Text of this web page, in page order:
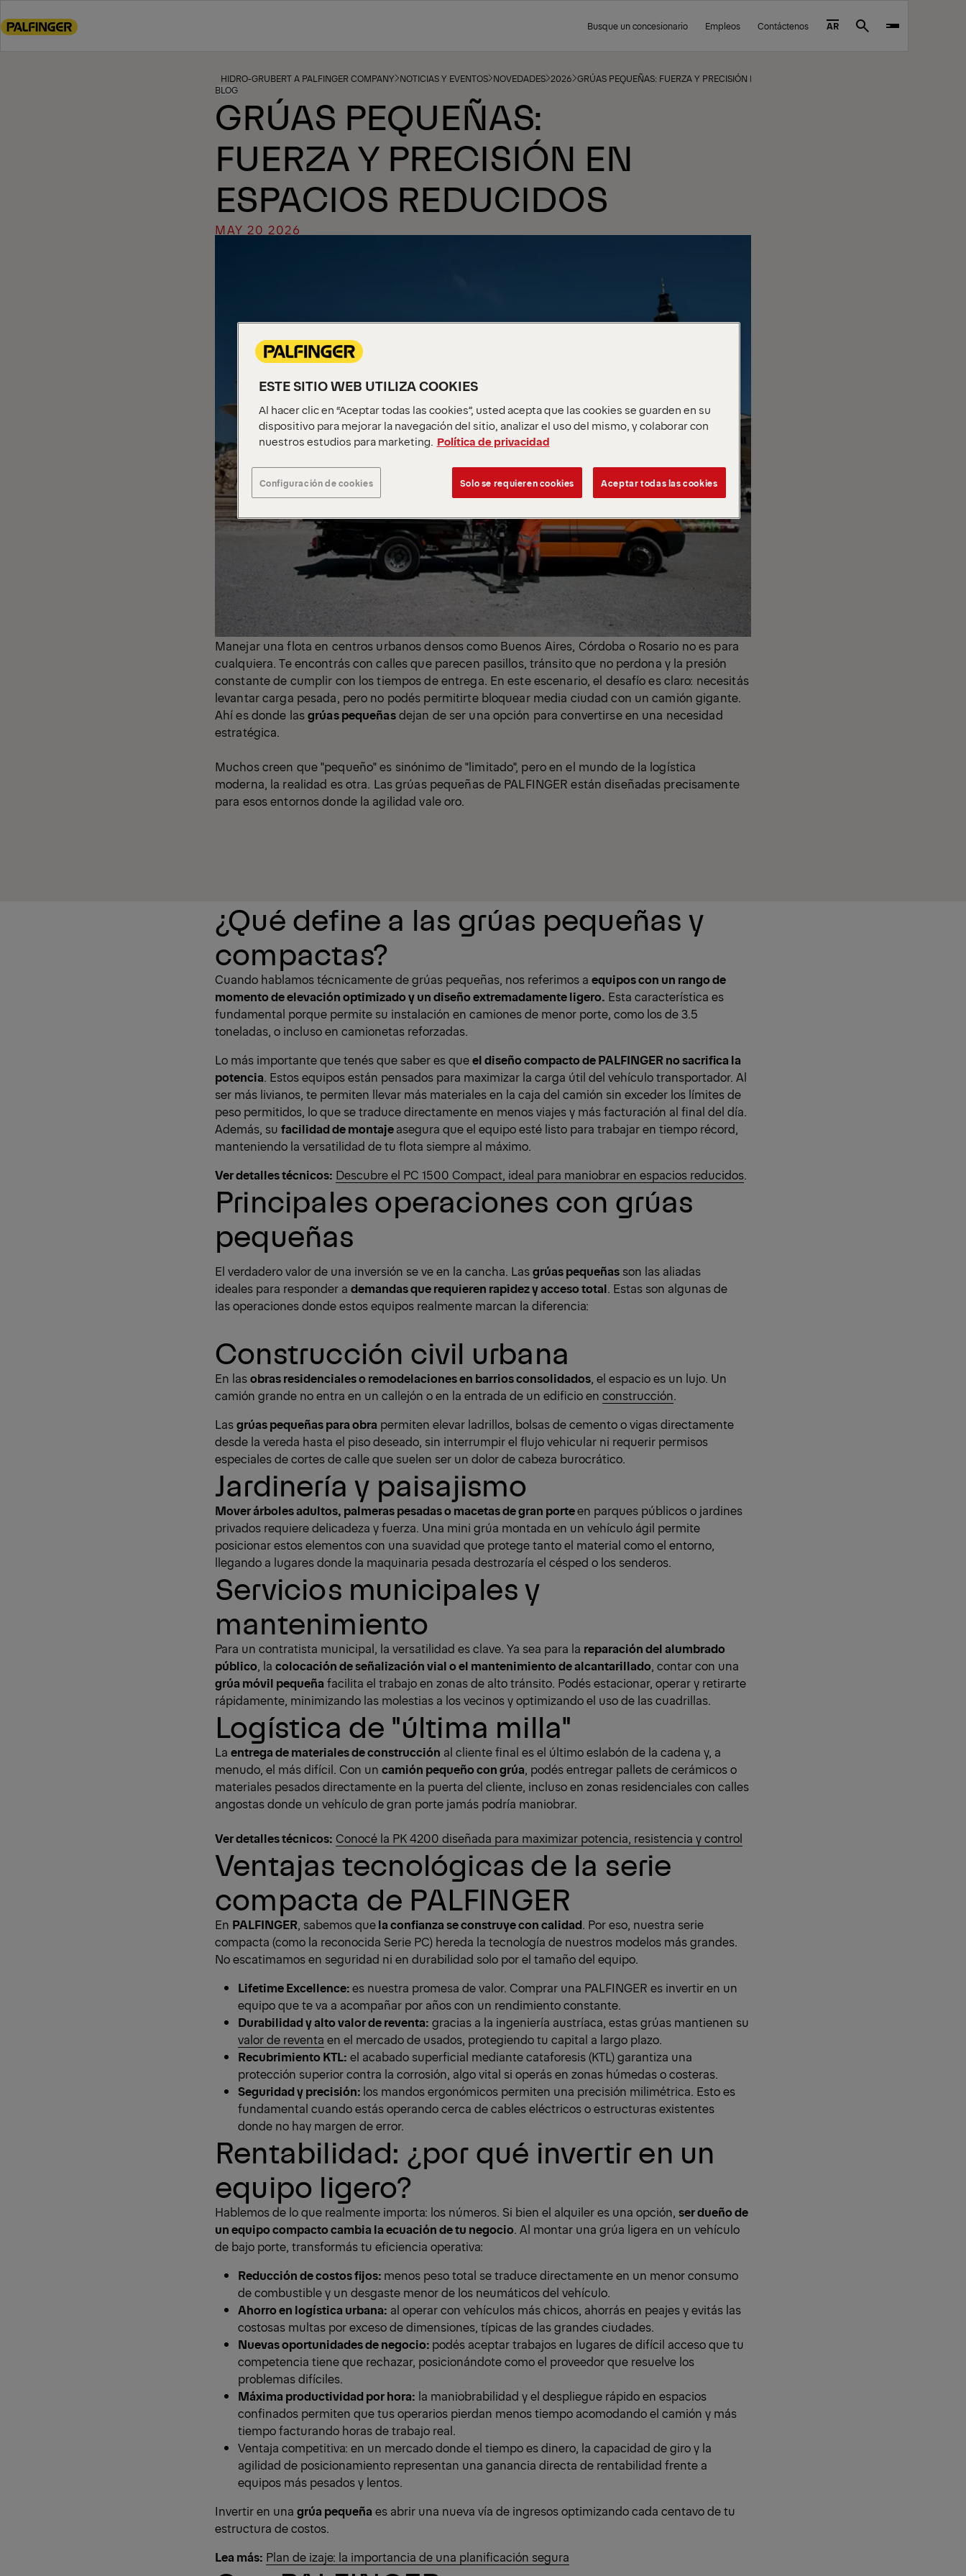
to
Busque un concesionario Empleos Contáctenos AR Search
HIDRO-GRUBERT A PALFINGER COMPANY NOTICIAS Y EVENTOS NOVEDADES 2026 GRÚAS PEQUEÑAS: FUERZA Y PRECISIÓN EN ESPACIOS REDUCIDOS
BLOG
GRÚAS PEQUEÑAS:
FUERZA Y PRECISIÓN EN
ESPACIOS REDUCIDOS
MAY 20 2026
Manejar una flota en centros urbanos densos como Buenos Aires, Córdoba o Rosario no es para
cualquiera. Te encontrás con calles que parecen pasillos, tránsito que no perdona y la presión
constante de cumplir con los tiempos de entrega. En este escenario, el desafío es claro: necesitás
levantar carga pesada, pero no podés permitirte bloquear media ciudad con un camión gigante.
Ahí es donde lasgrúas pequeñasdejan de ser una opción para convertirse en una necesidad
estratégica.
Muchos creen que "pequeño" es sinónimo de "limitado", pero en el mundo de la logística
moderna, la realidad es otra. Las grúas pequeñas de PALFINGER están diseñadas precisamente
para esos entornos donde la agilidad vale oro.
¿Qué define a las grúas pequeñas y
compactas?
Cuando hablamos técnicamente de grúas pequeñas, nos referimos a equipos con un rango de
momento de elevación optimizado y un diseño extremadamente ligero. Esta característica es
fundamental porque permite su instalación en camiones de menor porte, como los de 3.5
toneladas, o incluso en camionetas reforzadas.
Lo más importante que tenés que saber es queel diseño compacto de PALFINGER no sacrifica la
potencia. Estos equipos están pensados para maximizar la carga útil del vehículo transportador. Al
ser más livianos, te permiten llevar más materiales en la caja del camión sin exceder los límites de
peso permitidos, lo que se traduce directamente en menos viajes y más facturación al final del día.
Además, su facilidad de montajeasegura que el equipo esté listo para trabajar en tiempo récord,
manteniendo la versatilidad de tu flota siempre al máximo.
Ver detalles técnicos: Descubre el PC 1500 Compact, ideal para maniobrar en espacios reducidos.
Principales operaciones con grúas
pequeñas
El verdadero valor de una inversión se ve en la cancha. Lasgrúas pequeñas son las aliadas
ideales para responder a demandas que requieren rapidez y acceso total. Estas son algunas de
las operaciones donde estos equipos realmente marcan la diferencia:
Construcción civil urbana
En lasobras residenciales o remodelaciones en barrios consolidados, el espacio es un lujo. Un
camión grande no entra en un callejón o en la entrada de un edificio en construcción.
Lasgrúas pequeñas para obra permiten elevar ladrillos, bolsas de cemento o vigas directamente
desde la vereda hasta el piso deseado, sin interrumpir el flujo vehicular ni requerir permisos
especiales de cortes de calle que suelen ser un dolor de cabeza burocrático.
Jardinería y paisajismo
Mover árboles adultos, palmeras pesadas o macetas de gran porteen parques públicos o jardines
privados requiere delicadeza y fuerza. Una mini grúa montada en un vehículo ágil permite
posicionar estos elementos con una suavidad que protege tanto el material como el entorno,
llegando a lugares donde la maquinaria pesada destrozaría el césped o los senderos.
Servicios municipales y
mantenimiento
Para un contratista municipal, la versatilidad es clave. Ya sea para la reparación del alumbrado
público, la colocación de señalización vial o el mantenimiento de alcantarillado, contar con una
grúa móvil pequeña facilita el trabajo en zonas de alto tránsito. Podés estacionar, operar y retirarte
rápidamente, minimizando las molestias a los vecinos y optimizando el uso de las cuadrillas.
Logística de "última milla"
La entrega de materiales de construcción al cliente final es el último eslabón de la cadena y, a
menudo, el más difícil. Con un camión pequeño con grúa, podés entregar pallets de cerámicos o
materiales pesados directamente en la puerta del cliente, incluso en zonas residenciales con calles
angostas donde un vehículo de gran porte jamás podría maniobrar.
Ver detalles técnicos: Conocé la PK 4200 diseñada para maximizar potencia, resistencia y control
Ventajas tecnológicas de la serie
compacta de PALFINGER
En PALFINGER, sabemos quela confianza se construye con calidad. Por eso, nuestra serie
compacta (como la reconocida Serie PC) hereda la tecnología de nuestros modelos más grandes.
No escatimamos en seguridad ni en durabilidad solo por el tamaño del equipo.
Lifetime Excellence:es nuestra promesa de valor. Comprar una PALFINGER es invertir en un
equipo que te va a acompañar por años con un rendimiento constante.
Durabilidad y alto valor de reventa: gracias a la ingeniería austríaca, estas grúas mantienen su
valor de reventa en el mercado de usados, protegiendo tu capital a largo plazo.
Recubrimiento KTL: el acabado superficial mediante cataforesis (KTL) garantiza una
protección superior contra la corrosión, algo vital si operás en zonas húmedas o costeras.
Seguridad y precisión: los mandos ergonómicos permiten una precisión milimétrica. Esto es
fundamental cuando estás operando cerca de cables eléctricos o estructuras existentes
donde no hay margen de error.
Rentabilidad: ¿por qué invertir en un
equipo ligero?
Hablemos de lo que realmente importa: los números. Si bien el alquiler es una opción, ser dueño de
un equipo compacto cambia la ecuación de tu negocio. Al montar una grúa ligera en un vehículo
de bajo porte, transformás tu eficiencia operativa:
Reducción de costos fijos: menos peso total se traduce directamente en un menor consumo
de combustible y un desgaste menor de los neumáticos del vehículo.
Ahorro en logística urbana: al operar con vehículos más chicos, ahorrás en peajes y evitás las
costosas multas por exceso de dimensiones, típicas de las grandes ciudades.
Nuevas oportunidades de negocio: podés aceptar trabajos en lugares de difícil acceso que tu
competencia tiene que rechazar, posicionándote como el proveedor que resuelve los
problemas difíciles.
Máxima productividad por hora: la maniobrabilidad y el despliegue rápido en espacios
confinados permiten que tus operarios pierdan menos tiempo acomodando el camión y más
tiempo facturando horas de trabajo real.
Ventaja competitiva: en un mercado donde el tiempo es dinero, la capacidad de giro y la
agilidad de posicionamiento representan una ganancia directa de rentabilidad frente a
equipos más pesados y lentos.
Invertir en una grúa pequeña es abrir una nueva vía de ingresos optimizando cada centavo de tu
estructura de costos.
Lea más: Plan de izaje: la importancia de una planificación segura
ESTE SITIO WEB UTILIZA COOKIES
Al hacer clic en “Aceptar todas las cookies”, usted acepta que las cookies se guarden en su
dispositivo para mejorar la navegación del sitio, analizar el uso del mismo, y colaborar con
nuestros estudios para marketing. Política de privacidad
Configuración de cookies Solo se requieren cookies Aceptar todas las cookies